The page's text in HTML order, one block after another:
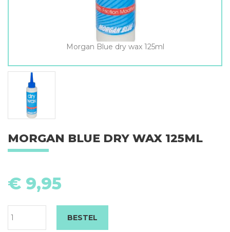
Morgan Blue dry wax 125ml
MORGAN BLUE DRY WAX 125ML
€ 9,95
BESTEL